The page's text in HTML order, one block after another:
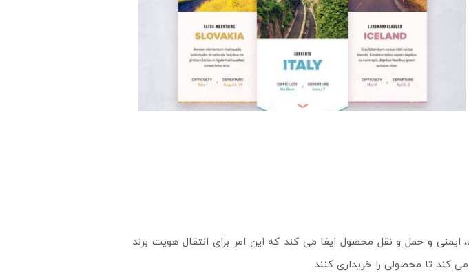
و حمل و نقل محصول ایفا می کند که این امر برای انتقال هویت برند
کند تا محصولی را خریداری کنند.